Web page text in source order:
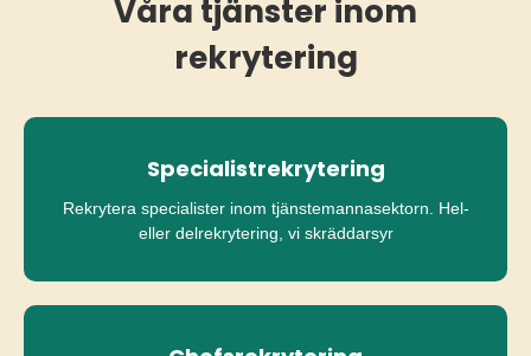
Våra tjänster inom
rekrytering
Specialistrekrytering
Rekrytera specialister inom tjänstemannasektorn. Hel-
eller delrekrytering, vi skräddarsyr